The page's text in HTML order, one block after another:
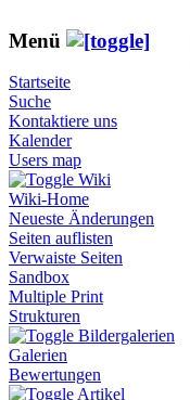
Menü
Startseite
Suche
Kontaktiere uns
Kalender
Users map
Wiki
Wiki-Home
Neueste Änderungen
Seiten auflisten
Verwaiste Seiten
Sandbox
Multiple Print
Strukturen
Bildergalerien
Galerien
Bewertungen
Artikel